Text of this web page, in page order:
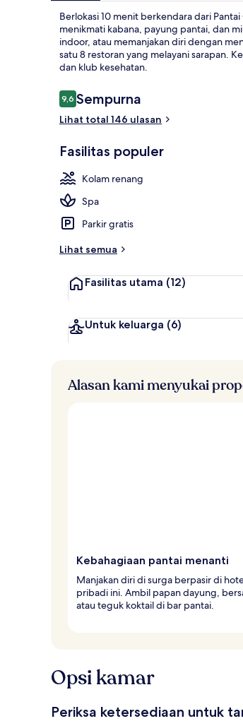
Berlokasi 10 menit berkendara dari
menikmati kabana, payung pantai, dan
indoor, atau memanjakan diri dengan
satu 8 restoran yang melayani sarapan.
dan klub kesehatan.
Ulasan
9,69,6 dari 10
Sempurna
Lihat total 146 ulasan
Fasilitas populer
Kolam renang
Spa
Parkir gratis
Lihat semua
Fasilitas utama (12)
Untuk keluarga (6)
Alasan kami menyukai
Kebahagiaan pantai menanti
Manjakan diri di surga berpasir di
pribadi ini. Ambil papan dayung,
atau teguk koktail di bar pantai.
Opsi kamar
Periksa ketersediaan untuk